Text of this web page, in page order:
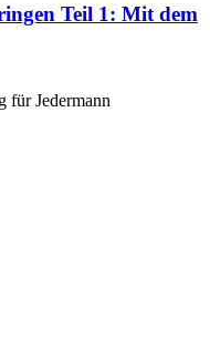
Teil 1: Mit dem
für Jedermann